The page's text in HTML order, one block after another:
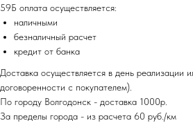
59Б оплата осуществляется:
наличными
безналичный расчет
кредит от банка
Доставка осуществляется в день реализации
договоренности с покупателем).
По городу Волгодонск - доставка 1000р.
За пределы города - из расчета 60 руб./км